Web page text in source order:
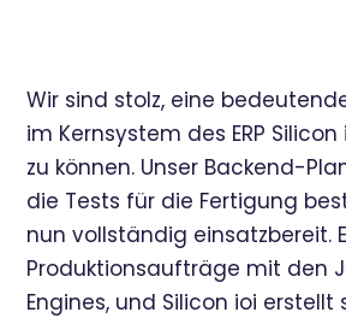
Wir sind stolz, eine
im Kernsystem des ERP
zu können. Unser Backend-
die Tests für die Fertigung
nun vollständig einsatzbereit.
Produktionsaufträge mit den
Engines, und Silicon ioi erstellt